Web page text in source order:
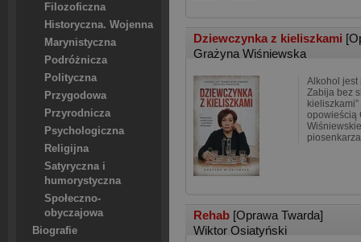
Filozoficzna
Historyczna. Wojenna
Marynistyczna
Podróżnicza
Polityczna
Przygodowa
Przyrodnicza
Psychologiczna
Religijna
Satyryczna i
humorystyczna
Społeczno-
obyczajowa
Biografie
Dziewczynka z kieliszkami
Grażyna Wiśniewska
Alkohol jest
Zabija bez
opowieścią
Rehab [Oprawa Twarda]
Wiktor Osiatyński